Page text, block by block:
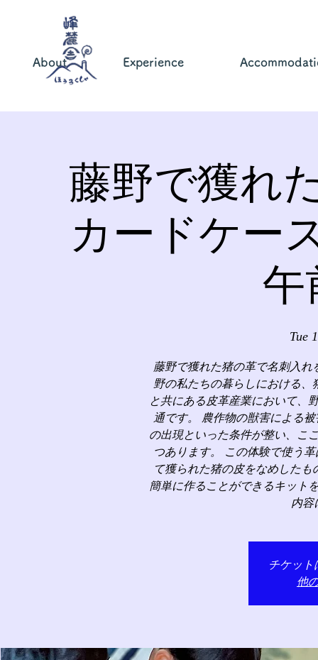
About Experience
藤野で獲れ
カードケー
午
Tue
藤野で獲れた猪の革で名刺入
野の私たちの暮らしにおける
と共にある皮革産業において、
通です。 農作物の獣害による
の出現といった条件が整い、こ
つあります。 この体験で使う
て獲られた猪の皮をなめした
簡単に作ることができるキット
内容
チケット
他